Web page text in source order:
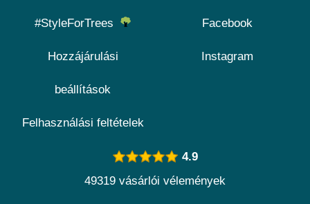
#StyleForTrees
Hozzájárulási
beállítások
Felhasználási feltételek
Facebook
Instagram
4.9
49319 vásárlói vélemények